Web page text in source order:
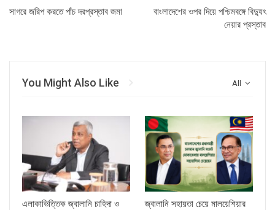
সাগরে জরিপ করতে পাঁচ দরপ্রস্তাব জমা
বাংলাদেশের ওপর দিয়ে পশ্চিমবঙ্গে বিদ্যুৎ
নেয়ার প্রস্তাব
All
You Might Also Like
এলাকাভিত্তিক জ্বালানি চাহিদা ও
জ্বালানি সহায়তা চেয়ে মালয়েশিয়ার